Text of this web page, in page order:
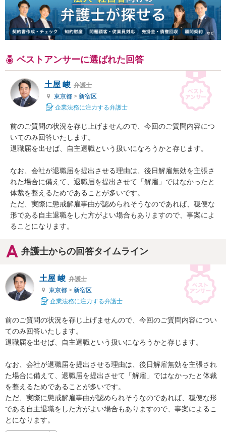
ベストアンサーに選ばれた回答
土屋 峻 弁護士
東京都 > 新宿区
企業法務に注力する弁護士
前のご質問の状況を存じ上げませんので、今回のご質問内容につ
いてのみ回答いたします。
退職届を出せば、自主退職という扱いになろうかと存じます。
なお、会社が退職届を提出させる理由は、後日解雇無効を主張さ
れた場合に備えて、退職届を提出させて「解雇」ではなかったと
体裁を整えるためであることが多いです。
ただ、実際に懲戒解雇事由が認められそうなのであれば、穏便な
形である自主退職をした方がよい場合もありますので、事案によ
ることになります。
弁護士からの回答タイムライン
土屋 峻 弁護士
東京都 > 新宿区
企業法務に注力する弁護士
前のご質問の状況を存じ上げませんので、今回のご質問内容につい
てのみ回答いたします。
退職届を出せば、自主退職という扱いになろうかと存じます。
なお、会社が退職届を提出させる理由は、後日解雇無効を主張され
た場合に備えて、退職届を提出させて「解雇」ではなかったと体裁
を整えるためであることが多いです。
ただ、実際に懲戒解雇事由が認められそうなのであれば、穏便な形
である自主退職をした方がよい場合もありますので、事案によるこ
とになります。